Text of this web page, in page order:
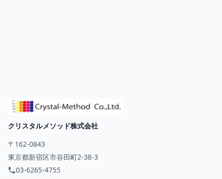
クリスタルメソッド株式会社
〒162-0843
東京都新宿区市谷田町2-38-3
03-6265-4755